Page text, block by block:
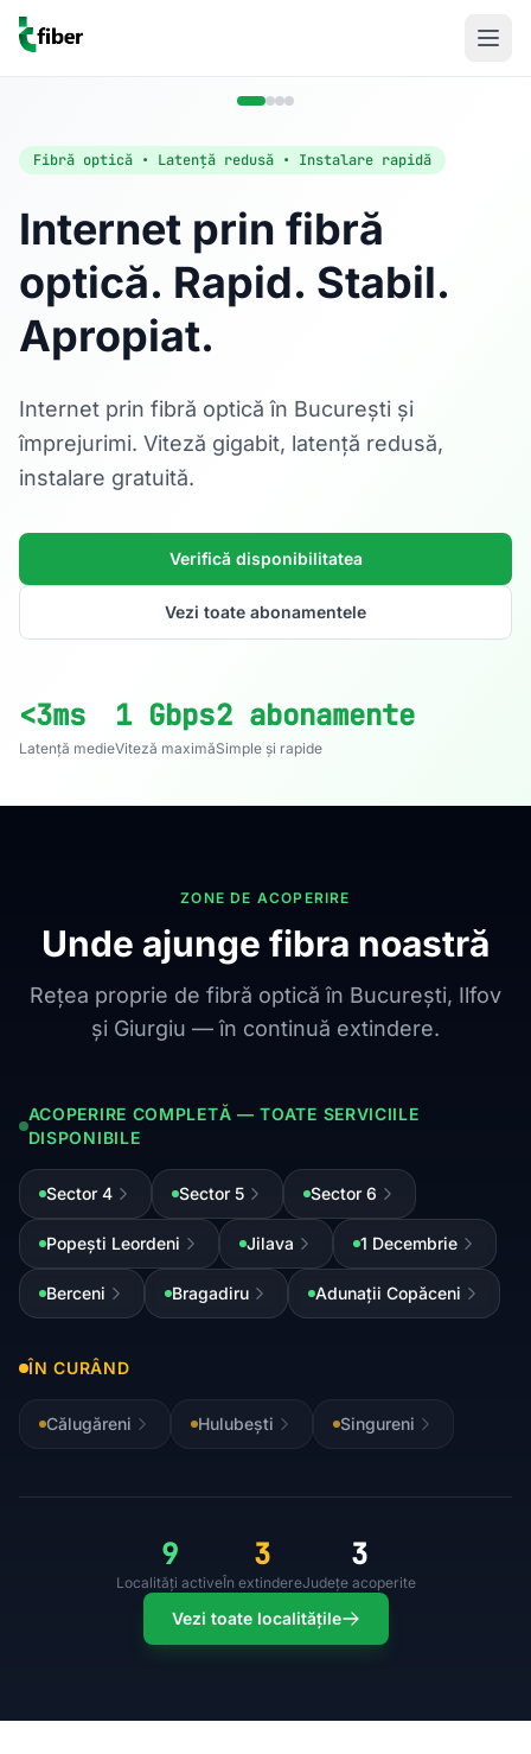
Fibră optică • Latență redusă • Instalare rapidă
Internet prin fibră
optică. Rapid. Stabil.
Apropiat.
Internet prin fibră optică în București și
împrejurimi. Viteză gigabit, latență redusă,
instalare gratuită.
Verifică disponibilitatea
Vezi toate abonamentele
<3ms
Latență medie
1 Gbps
Viteză maximă
2 abonamente
Simple și rapide
Acasă
Internet Rezidențial
Fibră optică până la 1 Gbps, direct în casa ta.
ZONE DE ACOPERIRE
Unde ajunge fibra noastră
Rețea proprie de fibră optică în București, Ilfov
și Giurgiu — în continuă extindere.
ACOPERIRE COMPLETĂ — TOATE SERVICIILE
DISPONIBILE
Sector 4 Sector 5 Sector 6
Popești Leordeni Jilava 1 Decembrie
Berceni Bragadiru Adunații Copăceni
ÎN CURÂND
Călugăreni Hulubești Singureni
9
Localități active
3
În extindere
3
Județe acoperite
Vezi toate localitățile